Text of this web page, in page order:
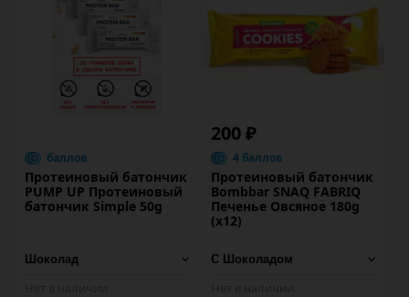
баллов
Протеиновый батончик
PUMP UP Протеиновый
батончик Simple 50g
200 ₽
4 баллов
Протеиновый батончик
Bombbar SNAQ FABRIQ
Печенье Овсяное 180g
(х12)